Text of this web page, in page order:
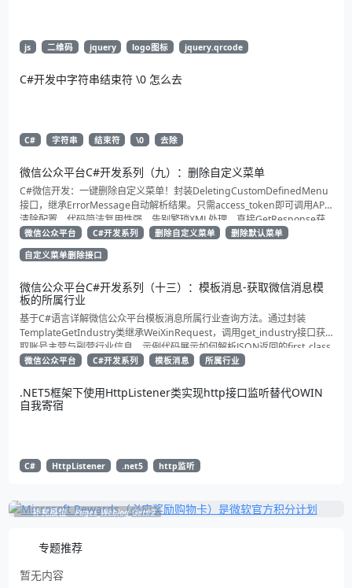
js 二维码 jquery logo图标 jquery.qrcode
C#开发中字符串结束符 \0 怎么去
C# 字符串 结束符 \0 去除
微信公众平台C#开发系列（九）：删除自定义菜单
C#微信开发：一键删除自定义菜单！封装DeletingCustomDefinedMenu
接口，继承ErrorMessage自动解析结果。只需access_token即可调用API
清除配置。代码简洁复用性强，告别繁琐XML处理，直接GetResponse获
取状态。适合动态管理公众号的开发者，建议收藏备用！
微信公众平台 C#开发系列 删除自定义菜单
删除默认菜单
自定义菜单删除接口
微信公众平台C#开发系列（十三）：模板消息-获取微信消息模
板的所属行业
基于C#语言详解微信公众平台模板消息所属行业查询方法。通过封装
TemplateGetIndustry类继承WeiXinRequest，调用get_industry接口获
取账号主营与副营行业信息。示例代码展示如何解析JSON返回的first_class
与second_class数据，为开发者提供合规通知场景开发支持
微信公众平台 C#开发系列 模板消息 所属行业
.NET5框架下使用HttpListener类实现http接口监听替代OWIN
自我寄宿
C# HttpListener .net5 http监听
补充展位 Pages_Weblog_Get#2
专题推荐
暂无内容